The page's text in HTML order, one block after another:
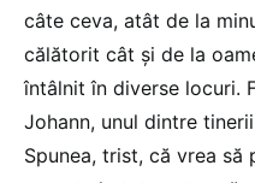
câte ceva, atât de la
călătorit cât și de la
întâlnit în diverse locuri.
Johann, unul dintre
Spunea, trist, că vrea să